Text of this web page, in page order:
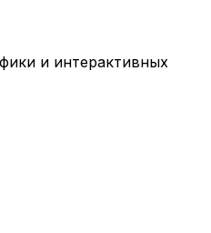
и интерактивных